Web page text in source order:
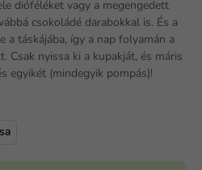
dióféléket vagy a megengedett
csokoládé darabokkal is. És a
a táskájába, így a nap folyamán a
Csak nyissa ki a kupakját, és máris
egyikét (mindegyik pompás)!